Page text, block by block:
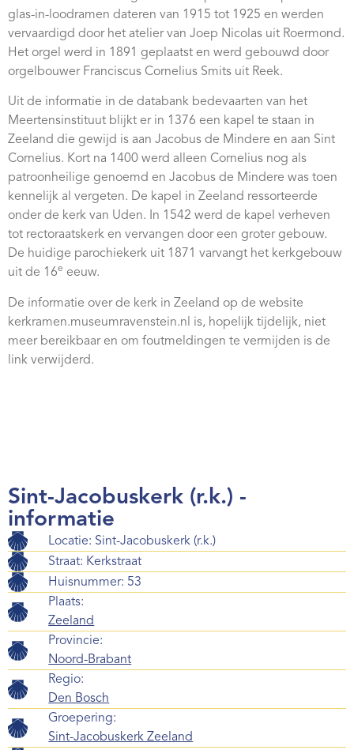
Webshop
Contact
glas-in-loodramen dateren van 1915 tot 1925 en werden
vervaardigd door het atelier van Joep Nicolas uit Roermond.
Het orgel werd in 1891 geplaatst en werd gebouwd door
orgelbouwer Franciscus Cornelius Smits uit Reek.
Uit de informatie in de databank bedevaarten van het
Meertensinstituut blijkt er in 1376 een kapel te staan in
Zeeland die gewijd is aan Jacobus de Mindere en aan Sint
Cornelius. Kort na 1400 werd alleen Cornelius nog als
patroonheilige genoemd en Jacobus de Mindere was toen
kennelijk al vergeten. De kapel in Zeeland ressorteerde
onder de kerk van Uden. In 1542 werd de kapel verheven
tot rectoraatskerk en vervangen door een groter gebouw.
De huidige parochiekerk uit 1871 varvangt het kerkgebouw
uit de 16e eeuw.
De informatie over de kerk in Zeeland op de website
kerkramen.museumravenstein.nl is, hopelijk tijdelijk, niet
meer bereikbaar en om foutmeldingen te vermijden is de
link verwijderd.
Sint-Jacobuskerk (r.k.) -
informatie
Locatie: Sint-Jacobuskerk (r.k.)
Straat: Kerkstraat
Huisnummer: 53
Plaats:
Zeeland
Provincie:
Noord-Brabant
Regio:
Den Bosch
Groepering:
Sint-Jacobuskerk Zeeland